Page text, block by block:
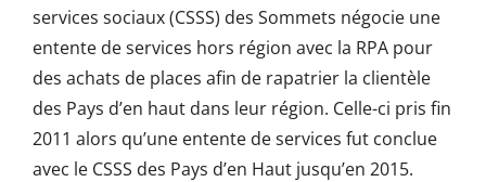
services sociaux (CSSS) des Sommets négocie une
entente de services hors région avec la RPA pour
des achats de places afin de rapatrier la clientèle
des Pays d’en haut dans leur région. Celle-ci pris fin
2011 alors qu’une entente de services fut conclue
avec le CSSS des Pays d’en Haut jusqu’en 2015.